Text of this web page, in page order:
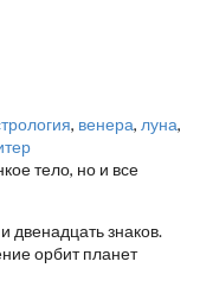
, венера, луна,
тело, но и все
двенадцать знаков.
орбит планет